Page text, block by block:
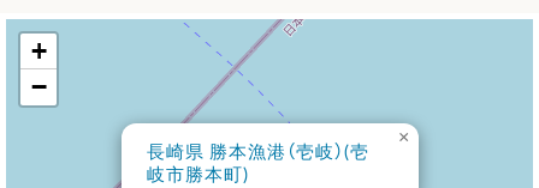
長崎県 勝本漁港（壱岐）(壱
岐市勝本町)
×
+
−